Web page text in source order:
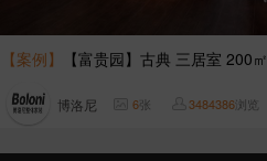
【案例】 【富贵园】古典 三居室 200㎡
博洛尼 6张 3484386浏览